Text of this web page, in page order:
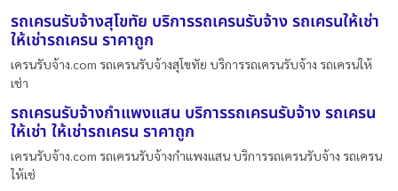
รถเครนรับจ้างสุโขทัย บริการรถเครนรับจ้าง รถเครนให้เช่า
ให้เช่ารถเครน ราคาถูก
เครนรับจ้าง.com รถเครนรับจ้างสุโขทัย บริการรถเครนรับจ้าง รถเครนให้
เช่า
รถเครนรับจ้างกำแพงแสน บริการรถเครนรับจ้าง รถเครน
ให้เช่า ให้เช่ารถเครน ราคาถูก
เครนรับจ้าง.com รถเครนรับจ้างกำแพงแสน บริการรถเครนรับจ้าง รถเครน
ให้เช่